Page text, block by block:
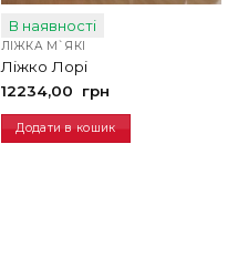
В наявності
ЛІЖКА М`ЯКІ
Ліжко Лорі
12234,00
грн
Додати в кошик